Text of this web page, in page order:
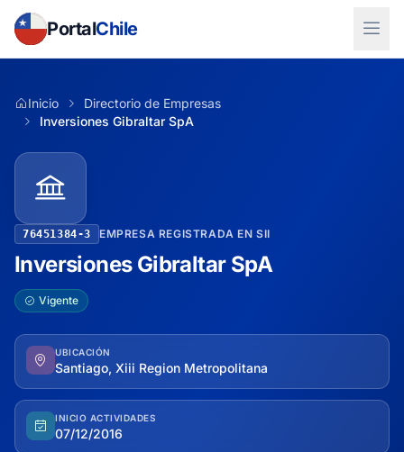
PortalChile
Inicio
Directorio de Empresas
Inversiones Gibraltar SpA
76451384-3 EMPRESA REGISTRADA EN SII
Inversiones Gibraltar SpA
Vigente
UBICACIÓN
Santiago, Xiii Region Metropolitana
INICIO ACTIVIDADES
07/12/2016